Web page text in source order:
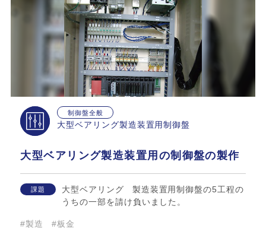
制御盤全般
大型ベアリング製造装置用制御盤
大型ベアリング製造装置用の制御盤の製作
課題
大型ベアリング゙製造装置用制御盤の5工程の
うちの一部を請け負いました。
#製造 #板金